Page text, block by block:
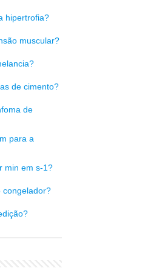
hipertrofia?
muscular?
de cimento?
de
para a
min em s-1?
congelador?